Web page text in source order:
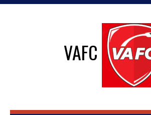
VAFC